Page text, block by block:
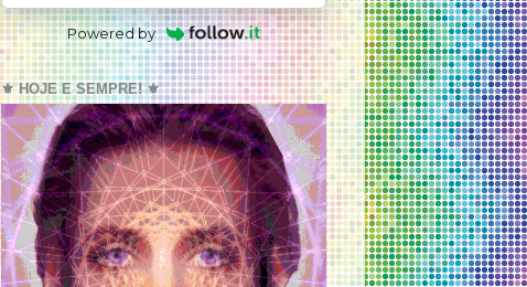
Powered by
⚜️ HOJE E SEMPRE! ⚜️